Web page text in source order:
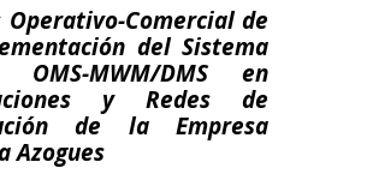
Operativo-Comercial de
del Sistema
OMS-MWM/DMS en
y Redes de
de la Empresa
Azogues